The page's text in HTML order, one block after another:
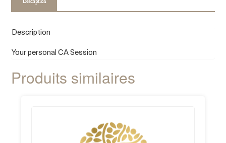
Description
Description
Your personal CA Session
Produits similaires